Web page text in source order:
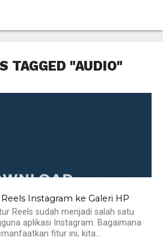
TAGGED "AUDIO"
Instagram ke Galeri HP
Reels sudah menjadi salah satu
aplikasi Instagram. Bagaimana
fitur ini, kita...